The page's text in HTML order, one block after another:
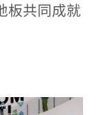
板共同成就